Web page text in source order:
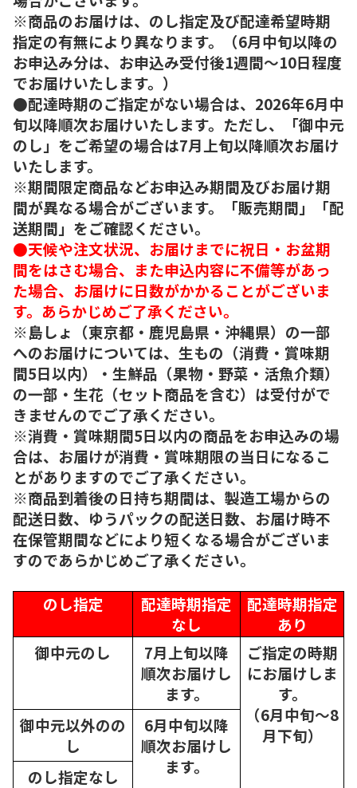
※商品のお届けは、のし指定及び配達希望時期
指定の有無により異なります。（6月中旬以降の
お申込み分は、お申込み受付後1週間～10日程度
でお届けいたします。）
●配達時期のご指定がない場合は、2026年6月中
旬以降順次お届けいたします。ただし、「御中元
のし」をご希望の場合は7月上旬以降順次お届け
いたします。
※期間限定商品などお申込み期間及びお届け期
間が異なる場合がございます。「販売期間」「配
送期間」をご確認ください。
●天候や注文状況、お届けまでに祝日・お盆期
間をはさむ場合、また申込内容に不備等があっ
た場合、お届けに日数がかかることがございま
す。あらかじめご了承ください。
※島しょ（東京都・鹿児島県・沖縄県）の一部
へのお届けについては、生もの（消費・賞味期
間5日以内）・生鮮品（果物・野菜・活魚介類）
の一部・生花（セット商品を含む）は受付がで
きませんのでご了承ください。
※消費・賞味期間5日以内の商品をお申込みの場
合は、お届けが消費・賞味期限の当日になるこ
とがありますのでご了承ください。
※商品到着後の日持ち期間は、製造工場からの
配送日数、ゆうパックの配送日数、お届け時不
在保管期間などにより短くなる場合がございま
すのであらかじめご了承ください。
のし指定
配達時期指定
なし
配達時期指定
あり
御中元のし
7月上旬以降
順次お届けし
ます。
ご指定の時期
にお届けしま
す。
（6月中旬～8
月下旬）
御中元以外のの
し
6月中旬以降
順次お届けし
ます。
のし指定なし